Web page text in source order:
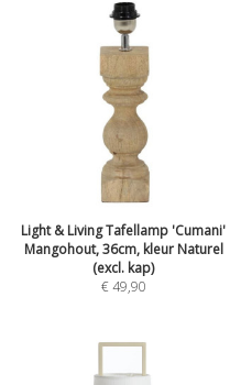
Light & Living Tafellamp 'Cumani'
Mangohout, 36cm, kleur Naturel
(excl. kap)
€49,90